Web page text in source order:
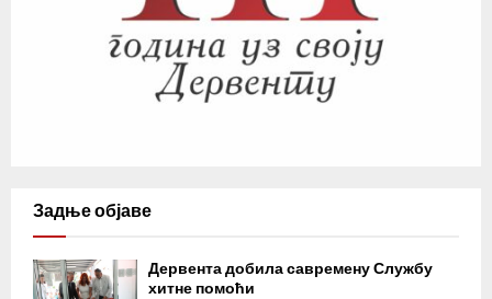
Задње објаве
Дервента добила савремену Службу
хитне помоћи